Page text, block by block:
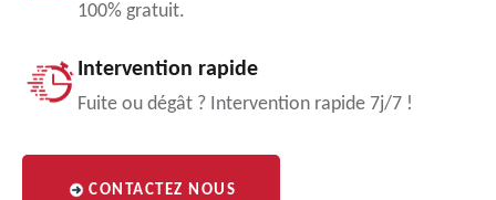
100% gratuit.
Intervention rapide
Fuite ou dégât ? Intervention rapide 7j/7 !
CONTACTEZ NOUS